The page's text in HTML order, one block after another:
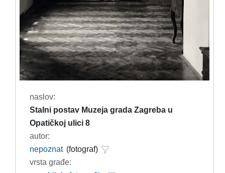
naslov:
Stalni postav Muzeja grada Zagreba u
Opatičkoj ulici 8
autor:
nepoznat (fotograf)
vrsta građe: